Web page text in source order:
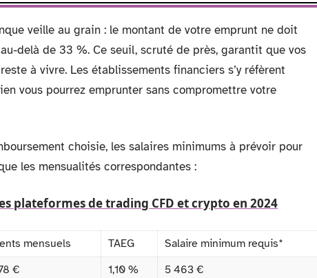
veille au grain : le montant de votre emprunt ne doit
delà de 33 %. Ce seuil, scruté de près, garantit que vos
à vivre. Les établissements financiers s’y réfèrent
vous pourrez emprunter sans compromettre votre
choisie, les salaires minimums à prévoir pour
les mensualités correspondantes :
plateformes de trading CFD et crypto en 2024
mensuels TAEG
Salaire minimum requis*
€ 1,10 %
5 463 €